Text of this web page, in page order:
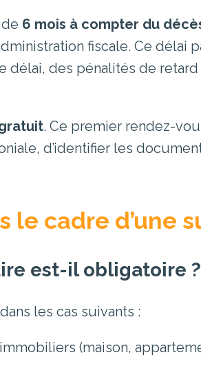
6 mois à compter du
fiscale. Ce délai
délai, des pénalités de
. Ce premier rendez-
d’identifier les
le cadre d’une
est-il obligatoire ?
dans les cas suivants :
(maison,